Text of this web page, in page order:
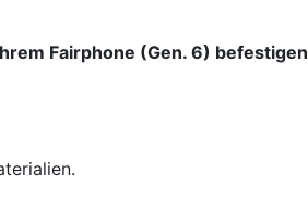
Fairphone (Gen. 6)